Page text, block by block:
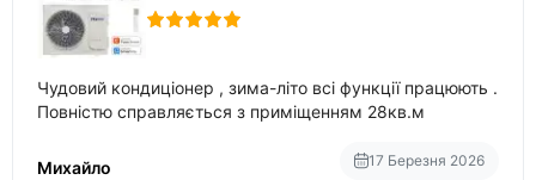
Чудовий кондиціонер , зима-літо всі функції працюють .
Повністю справляється з приміщенням 28кв.м
Михайло 17 Березня 2026